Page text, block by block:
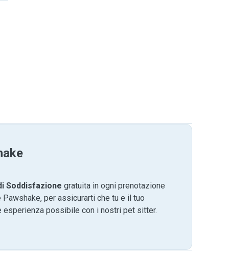
Soddisfazione gratuita in ogni prenotazione
per assicurarti che tu e il tuo
esperienza possibile con i nostri pet sitter.